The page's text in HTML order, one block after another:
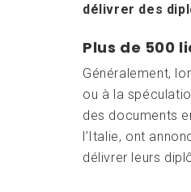
délivrer des
Plus de 500
Généralement,
ou à la
des documents
l’Italie, ont
délivrer leurs